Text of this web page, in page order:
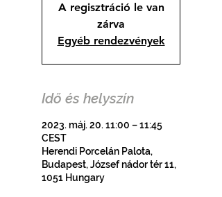
A regisztráció le van
zárva
Egyéb rendezvények
Idő és helyszín
2023. máj. 20. 11:00 – 11:45
CEST
Herendi Porcelán Palota,
Budapest, József nádor tér 11,
1051 Hungary